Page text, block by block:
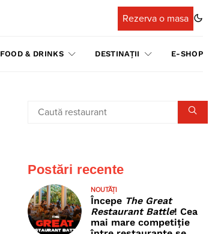
Rezerva o masa
FOOD & DRINKS DESTINAȚII E-SHOP
Postări recente
NOUTĂȚI
Începe The Great
Restaurant Battle! Cea
mai mare competiție